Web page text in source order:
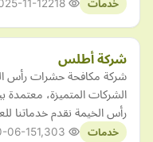
خدمات 11-12
شركة أطلس
شركة مكافحة حشرات رأس
الشركات المتميزة،
رأس الخيمة نقدم خدماتنا
خدمات 06-15